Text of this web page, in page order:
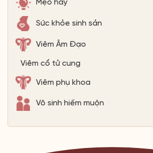
Mẹo hay
Sức khỏe sinh sản
Viêm Âm Đạo
Viêm cổ tử cung
Viêm phụ khoa
Vô sinh hiếm muộn